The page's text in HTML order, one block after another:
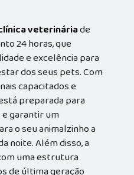
veterináriade
24 horas, que
e excelência para
dos seus pets. Com
capacitados e
preparada para
garantir um
o seu animalzinho a
noite. Além disso, a
uma estrutura
de última geração